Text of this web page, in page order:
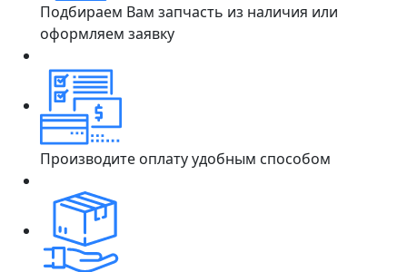
Подбираем Вам запчасть из наличия или
оформляем заявку
Производите оплату удобным способом